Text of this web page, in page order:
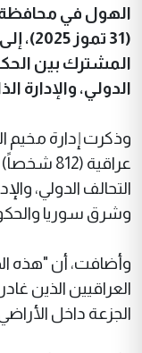
الهول في
(31
المشترك بين
الدولي، والإدارة
عراقية
التحالف الدولي،
وشرق سوريا
وأضافت، أن "هذه
العراقيين الذين
الجزعة داخل